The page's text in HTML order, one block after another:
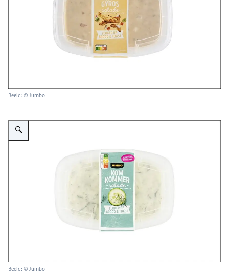
Beeld: © Jumbo
Vergroot afbeelding Jumbo Salade Komkommer
Beeld: © Jumbo